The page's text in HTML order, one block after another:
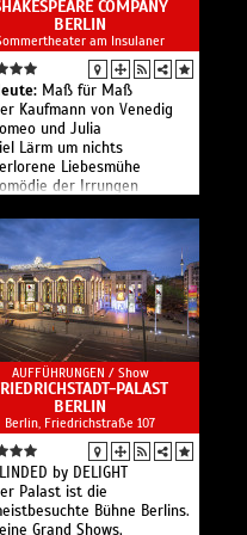
Rois fährt gegen die
im Deutschen Theater
Physiker
& Friends Company:
Tomorrow
Vögeln
Facie
Räuber. Der Ort der
einfach außerirdisch
Liebling
Mom!
eines Wahnsinnigen
Jews
und Beton
Gesang
minuten stille
Das Deutsche Theater in
zählt zu den
bedeutendsten
im
Raum.
COMPANY
BERLIN
am Insulaner
Maß für Maß
Kaufmann von Venedig
und Julia
Lärm um nichts
Liebesmühe
der Irrungen
zeigt 9 Inszenierungen
71 Aufführungen
AUFFÜHRUNGEN / Show
PALAST
BERLIN
Berlin, Friedrichstraße 107
by DELIGHT
Palast ist die
Bühne Berlins.
Grand Shows,